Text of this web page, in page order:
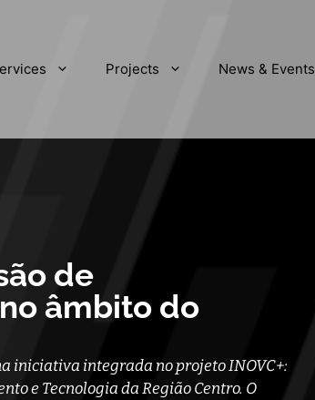
Projects News & Events
de
âmbito do
iniciativa integrada no projeto INOVC+:
e Tecnologia da Região Centro. O